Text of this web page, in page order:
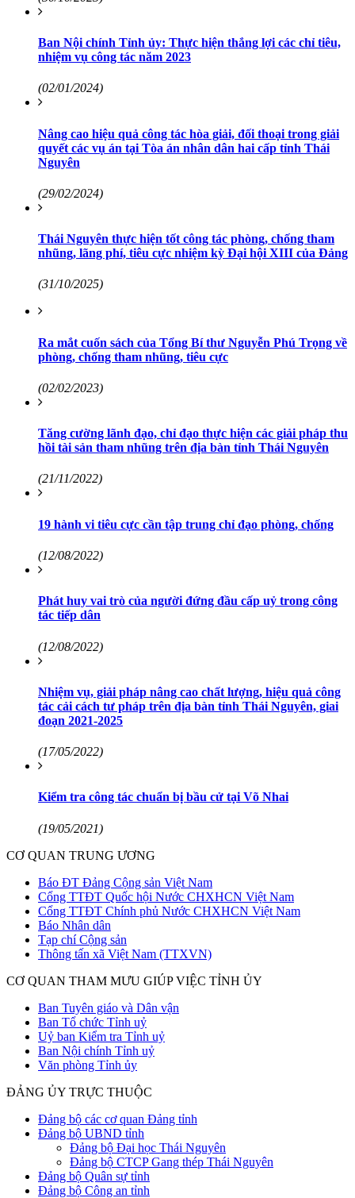
Ban Nội chính Tỉnh ủy: Thực hiện thắng lợi các chỉ tiêu,
nhiệm vụ công tác năm 2023
(02/01/2024)
Nâng cao hiệu quả công tác hòa giải, đối thoại trong giải
quyết các vụ án tại Tòa án nhân dân hai cấp tỉnh Thái
Nguyên
(29/02/2024)
Thái Nguyên thực hiện tốt công tác phòng, chống tham
nhũng, lãng phí, tiêu cực nhiệm kỳ Đại hội XIII của Đảng
(31/10/2025)
Ra mắt cuốn sách của Tổng Bí thư Nguyễn Phú Trọng về
phòng, chống tham nhũng, tiêu cực
(02/02/2023)
Tăng cường lãnh đạo, chỉ đạo thực hiện các giải pháp thu
hồi tài sản tham nhũng trên địa bàn tỉnh Thái Nguyên
(21/11/2022)
19 hành vi tiêu cực cần tập trung chỉ đạo phòng, chống
(12/08/2022)
Phát huy vai trò của người đứng đầu cấp uỷ trong công
tác tiếp dân
(12/08/2022)
Nhiệm vụ, giải pháp nâng cao chất lượng, hiệu quả công
tác cải cách tư pháp trên địa bàn tỉnh Thái Nguyên, giai
đoạn 2021-2025
(17/05/2022)
Kiểm tra công tác chuẩn bị bầu cử tại Võ Nhai
(19/05/2021)
CƠ QUAN TRUNG ƯƠNG
Báo ĐT Đảng Cộng sản Việt Nam
Cổng TTĐT Quốc hội Nước CHXHCN Việt Nam
Cổng TTĐT Chính phủ Nước CHXHCN Việt Nam
Báo Nhân dân
Tạp chí Cộng sản
Thông tấn xã Việt Nam (TTXVN)
CƠ QUAN THAM MƯU GIÚP VIỆC TỈNH ỦY
Ban Tuyên giáo và Dân vận
Ban Tổ chức Tỉnh uỷ
Uỷ ban Kiểm tra Tỉnh uỷ
Ban Nội chính Tỉnh uỷ
Văn phòng Tỉnh ủy
ĐẢNG ỦY TRỰC THUỘC
Đảng bộ các cơ quan Đảng tỉnh
Đảng bộ UBND tỉnh
Đảng bộ Đại học Thái Nguyên
Đảng bộ CTCP Gang thép Thái Nguyên
Đảng bộ Quân sự tỉnh
Đảng bộ Công an tỉnh